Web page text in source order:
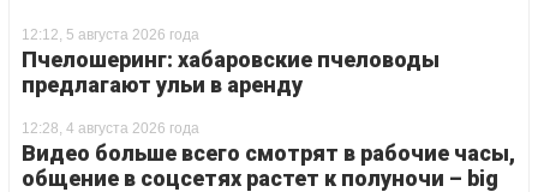
12:12, 5 августа 2026 года
Пчелошеринг: хабаровские пчеловоды
предлагают ульи в аренду
12:28, 4 августа 2026 года
Видео больше всего смотрят в рабочие часы,
общение в соцсетях растет к полуночи – big